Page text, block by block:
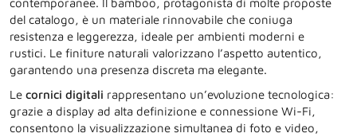
contemporanee. Il bamboo, protagonista di molte proposte
del catalogo, è un materiale rinnovabile che coniuga
resistenza e leggerezza, ideale per ambienti moderni e
rustici. Le finiture naturali valorizzano l’aspetto autentico,
garantendo una presenza discreta ma elegante.
Le cornici digitali rappresentano un’evoluzione tecnologica:
grazie a display ad alta definizione e connessione Wi-Fi,
consentono la visualizzazione simultanea di foto e video,